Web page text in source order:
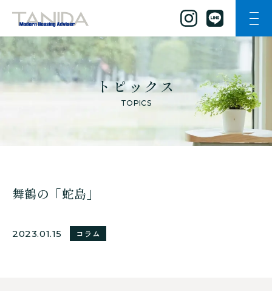
谷田工務店のトップページへ移動
ナビ
トピックス
TOPICS
舞鶴の「蛇島」
2023.01.15 コラム